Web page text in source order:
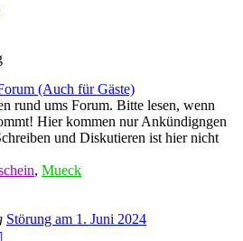
(Auch für Gäste)
rund ums Forum. Bitte lesen, wenn
Hier kommen nur Ankündigngen
und Diskutieren ist hier nicht
, Mueck
Störung am 1. Juni 2024